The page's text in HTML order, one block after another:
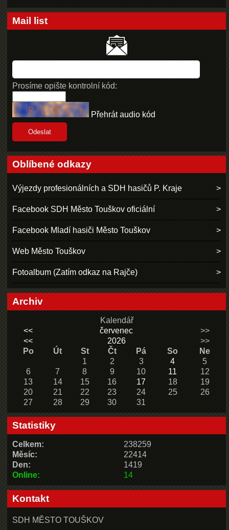
Mail list
Prosíme opište kontrolní kód:
Přehrát audio kód
Oblíbené odkazy
Výjezdy profesionálních a SDH hasičů P. Kraje
Facebook SDH Město Touškov oficiální
Facebook Mladí hasiči Město Touškov
Web Město Touškov
Fotoalbum (Zatím odkaz na Rajče)
Archiv
Kalendář
<<
červenec
>>
<<
2026
>>
Po
Út St Čt Pá So
Ne
1
2 3 4
5
6
7 8 9 10 11
12
13
14 15 16 17 18
19
20
21 22 23 24 25
26
27
28 29 30 31
Statistiky
Online: 14
Celkem:
238259
Měsíc:
22414
Den:
1419
Kontakt
SDH MĚSTO TOUŠKOV